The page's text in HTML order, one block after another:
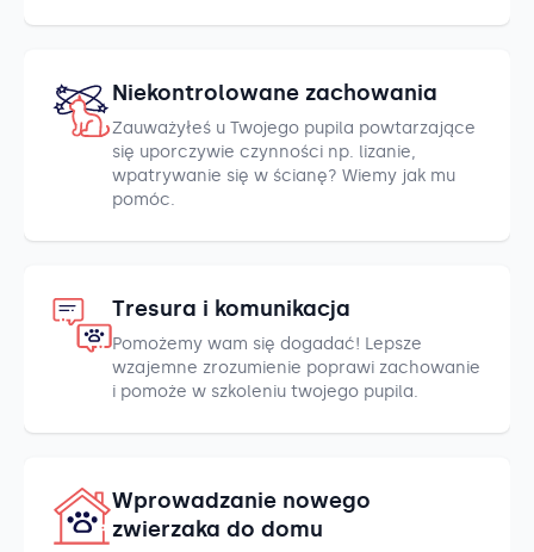
Niekontrolowane zachowania
Zauważyłeś u Twojego pupila powtarzające
się uporczywie czynności np. lizanie,
wpatrywanie się w ścianę? Wiemy jak mu
pomóc.
Tresura i komunikacja
Pomożemy wam się dogadać! Lepsze
wzajemne zrozumienie poprawi zachowanie
i pomoże w szkoleniu twojego pupila.
Wprowadzanie nowego
zwierzaka do domu